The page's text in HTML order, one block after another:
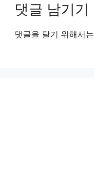
댓글 남기기
댓글을 달기 위해서는